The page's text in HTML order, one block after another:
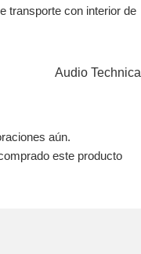
transporte con interior de
Audio Technica
aún.
este producto